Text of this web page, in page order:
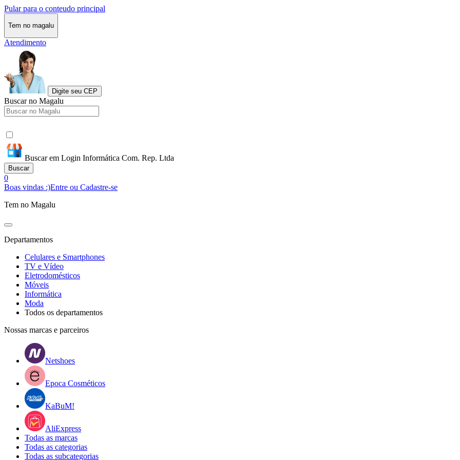
Pular para o conteudo principal
Tem no magalu
Atendimento
Digite seu CEP
Buscar no Magalu
Buscar em Login Informática Com. Rep. Ltda
Buscar
0
Boas vindas :)Entre ou Cadastre-se
Tem no Magalu
Departamentos
Celulares e Smartphones
TV e Vídeo
Eletrodomésticos
Móveis
Informática
Moda
Todos os departamentos
Nossas marcas e parceiros
Netshoes
Epoca Cosméticos
KaBuM!
AliExpress
Todas as marcas
Todas as categorias
Todas as subcategorias